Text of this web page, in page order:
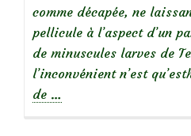
comme décapée, ne
pellicule à l’aspect d’un
de minuscules larves de
l’inconvénient n’est
de …